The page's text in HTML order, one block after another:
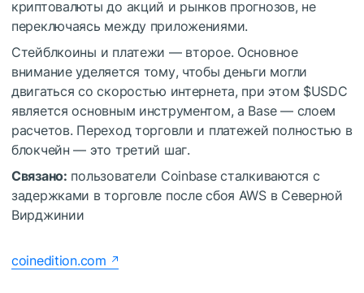
криптовалюты до акций и рынков прогнозов, не
переключаясь между приложениями.
Стейблкоины и платежи — второе. Основное
внимание уделяется тому, чтобы деньги могли
двигаться со скоростью интернета, при этом $USDC
является основным инструментом, а Base — слоем
расчетов. Переход торговли и платежей полностью в
блокчейн — это третий шаг.
Связано: пользователи Coinbase сталкиваются с
задержками в торговле после сбоя AWS в Северной
Вирджинии
coinedition.com